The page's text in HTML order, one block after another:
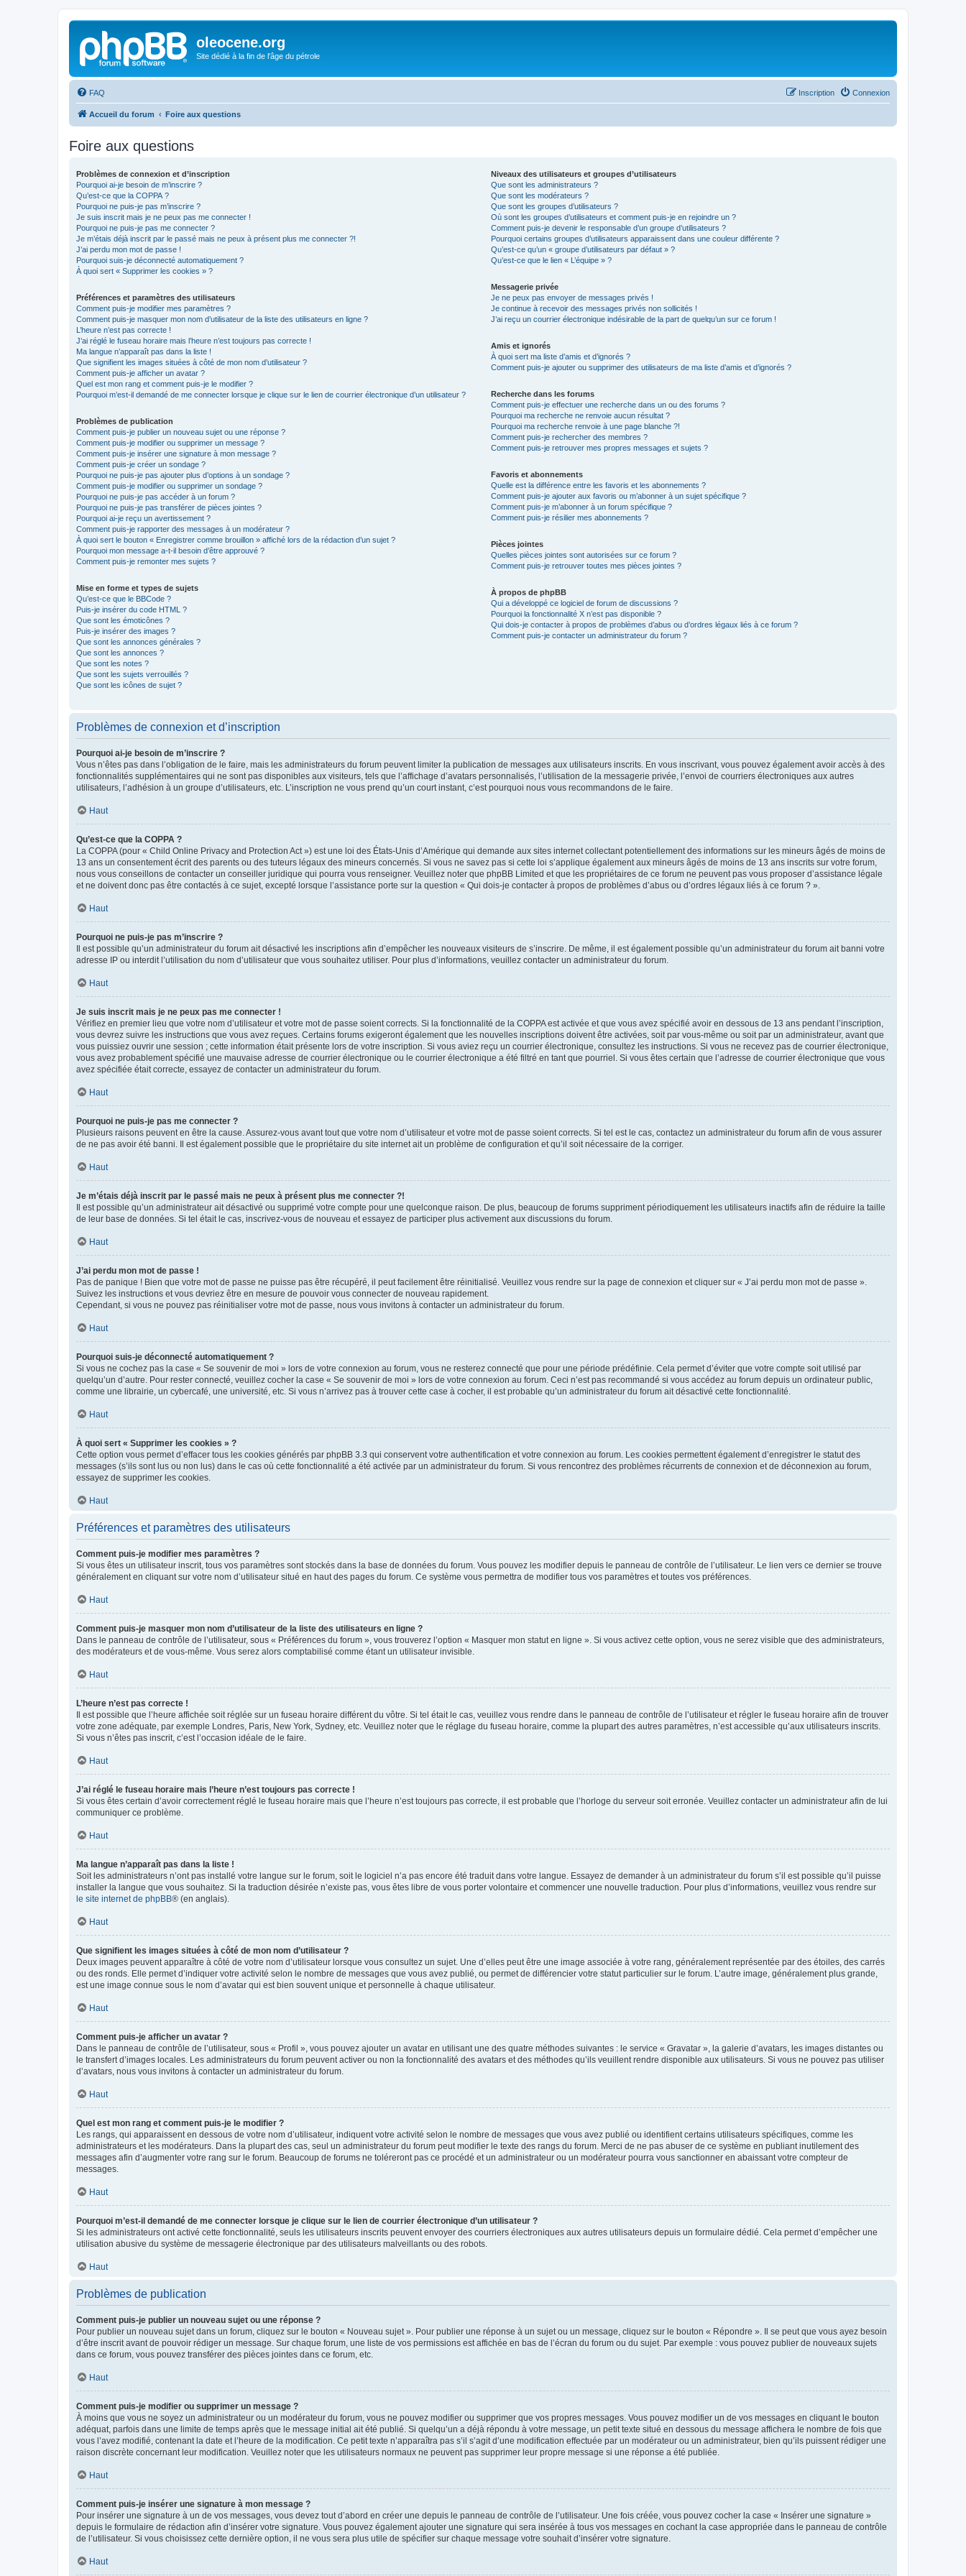
oleocene.org
Site dédié à la fin de l'âge du pétrole
FAQ Connexion
Inscription
Accueil du forum Foire aux questions
Foire aux questions
Problèmes de connexion et d’inscription
Pourquoi ai-je besoin de m’inscrire ?
Qu’est-ce que la COPPA ?
Pourquoi ne puis-je pas m’inscrire ?
Je suis inscrit mais je ne peux pas me connecter !
Pourquoi ne puis-je pas me connecter ?
Je m’étais déjà inscrit par le passé mais ne peux à présent plus me connecter ?!
J’ai perdu mon mot de passe !
Pourquoi suis-je déconnecté automatiquement ?
À quoi sert « Supprimer les cookies » ?
Préférences et paramètres des utilisateurs
Comment puis-je modifier mes paramètres ?
Comment puis-je masquer mon nom d’utilisateur de la liste des utilisateurs en ligne ?
L’heure n’est pas correcte !
J’ai réglé le fuseau horaire mais l’heure n’est toujours pas correcte !
Ma langue n’apparaît pas dans la liste !
Que signifient les images situées à côté de mon nom d’utilisateur ?
Comment puis-je afficher un avatar ?
Quel est mon rang et comment puis-je le modifier ?
Pourquoi m’est-il demandé de me connecter lorsque je clique sur le lien de courrier électronique d’un utilisateur ?
Problèmes de publication
Comment puis-je publier un nouveau sujet ou une réponse ?
Comment puis-je modifier ou supprimer un message ?
Comment puis-je insérer une signature à mon message ?
Comment puis-je créer un sondage ?
Pourquoi ne puis-je pas ajouter plus d’options à un sondage ?
Comment puis-je modifier ou supprimer un sondage ?
Pourquoi ne puis-je pas accéder à un forum ?
Pourquoi ne puis-je pas transférer de pièces jointes ?
Pourquoi ai-je reçu un avertissement ?
Comment puis-je rapporter des messages à un modérateur ?
À quoi sert le bouton « Enregistrer comme brouillon » affiché lors de la rédaction d’un sujet ?
Pourquoi mon message a-t-il besoin d’être approuvé ?
Comment puis-je remonter mes sujets ?
Mise en forme et types de sujets
Qu’est-ce que le BBCode ?
Puis-je insérer du code HTML ?
Que sont les émoticônes ?
Puis-je insérer des images ?
Que sont les annonces générales ?
Que sont les annonces ?
Que sont les notes ?
Que sont les sujets verrouillés ?
Que sont les icônes de sujet ?
Niveaux des utilisateurs et groupes d’utilisateurs
Que sont les administrateurs ?
Que sont les modérateurs ?
Que sont les groupes d’utilisateurs ?
Où sont les groupes d’utilisateurs et comment puis-je en rejoindre un ?
Comment puis-je devenir le responsable d’un groupe d’utilisateurs ?
Pourquoi certains groupes d’utilisateurs apparaissent dans une couleur différente ?
Qu’est-ce qu’un « groupe d’utilisateurs par défaut » ?
Qu’est-ce que le lien « L’équipe » ?
Messagerie privée
Je ne peux pas envoyer de messages privés !
Je continue à recevoir des messages privés non sollicités !
J’ai reçu un courrier électronique indésirable de la part de quelqu’un sur ce forum !
Amis et ignorés
À quoi sert ma liste d’amis et d’ignorés ?
Comment puis-je ajouter ou supprimer des utilisateurs de ma liste d’amis et d’ignorés ?
Recherche dans les forums
Comment puis-je effectuer une recherche dans un ou des forums ?
Pourquoi ma recherche ne renvoie aucun résultat ?
Pourquoi ma recherche renvoie à une page blanche ?!
Comment puis-je rechercher des membres ?
Comment puis-je retrouver mes propres messages et sujets ?
Favoris et abonnements
Quelle est la différence entre les favoris et les abonnements ?
Comment puis-je ajouter aux favoris ou m’abonner à un sujet spécifique ?
Comment puis-je m’abonner à un forum spécifique ?
Comment puis-je résilier mes abonnements ?
Pièces jointes
Quelles pièces jointes sont autorisées sur ce forum ?
Comment puis-je retrouver toutes mes pièces jointes ?
À propos de phpBB
Qui a développé ce logiciel de forum de discussions ?
Pourquoi la fonctionnalité X n’est pas disponible ?
Qui dois-je contacter à propos de problèmes d’abus ou d’ordres légaux liés à ce forum ?
Comment puis-je contacter un administrateur du forum ?
Problèmes de connexion et d’inscription
Pourquoi ai-je besoin de m’inscrire ?
Vous n’êtes pas dans l’obligation de le faire, mais les administrateurs du forum peuvent limiter la publication de messages aux utilisateurs inscrits. En vous inscrivant, vous pouvez également avoir accès à des
fonctionnalités supplémentaires qui ne sont pas disponibles aux visiteurs, tels que l’affichage d’avatars personnalisés, l’utilisation de la messagerie privée, l’envoi de courriers électroniques aux autres
utilisateurs, l’adhésion à un groupe d’utilisateurs, etc. L’inscription ne vous prend qu’un court instant, c’est pourquoi nous vous recommandons de le faire.
Haut
Qu’est-ce que la COPPA ?
La COPPA (pour « Child Online Privacy and Protection Act ») est une loi des États-Unis d’Amérique qui demande aux sites internet collectant potentiellement des informations sur les mineurs âgés de moins de
13 ans un consentement écrit des parents ou des tuteurs légaux des mineurs concernés. Si vous ne savez pas si cette loi s’applique également aux mineurs âgés de moins de 13 ans inscrits sur votre forum,
nous vous conseillons de contacter un conseiller juridique qui pourra vous renseigner. Veuillez noter que phpBB Limited et que les propriétaires de ce forum ne peuvent pas vous proposer d’assistance légale
et ne doivent donc pas être contactés à ce sujet, excepté lorsque l’assistance porte sur la question « Qui dois-je contacter à propos de problèmes d’abus ou d’ordres légaux liés à ce forum ? ».
Haut
Pourquoi ne puis-je pas m’inscrire ?
Il est possible qu’un administrateur du forum ait désactivé les inscriptions afin d’empêcher les nouveaux visiteurs de s’inscrire. De même, il est également possible qu’un administrateur du forum ait banni votre
adresse IP ou interdit l’utilisation du nom d’utilisateur que vous souhaitez utiliser. Pour plus d’informations, veuillez contacter un administrateur du forum.
Haut
Je suis inscrit mais je ne peux pas me connecter !
Vérifiez en premier lieu que votre nom d’utilisateur et votre mot de passe soient corrects. Si la fonctionnalité de la COPPA est activée et que vous avez spécifié avoir en dessous de 13 ans pendant l’inscription,
vous devrez suivre les instructions que vous avez reçues. Certains forums exigeront également que les nouvelles inscriptions doivent être activées, soit par vous-même ou soit par un administrateur, avant que
vous puissiez ouvrir une session ; cette information était présente lors de votre inscription. Si vous aviez reçu un courrier électronique, consultez les instructions. Si vous ne recevez pas de courrier électronique,
vous avez probablement spécifié une mauvaise adresse de courrier électronique ou le courrier électronique a été filtré en tant que pourriel. Si vous êtes certain que l’adresse de courrier électronique que vous
avez spécifiée était correcte, essayez de contacter un administrateur du forum.
Haut
Pourquoi ne puis-je pas me connecter ?
Plusieurs raisons peuvent en être la cause. Assurez-vous avant tout que votre nom d’utilisateur et votre mot de passe soient corrects. Si tel est le cas, contactez un administrateur du forum afin de vous assurer
de ne pas avoir été banni. Il est également possible que le propriétaire du site internet ait un problème de configuration et qu’il soit nécessaire de la corriger.
Haut
Je m’étais déjà inscrit par le passé mais ne peux à présent plus me connecter ?!
Il est possible qu’un administrateur ait désactivé ou supprimé votre compte pour une quelconque raison. De plus, beaucoup de forums suppriment périodiquement les utilisateurs inactifs afin de réduire la taille
de leur base de données. Si tel était le cas, inscrivez-vous de nouveau et essayez de participer plus activement aux discussions du forum.
Haut
J’ai perdu mon mot de passe !
Pas de panique ! Bien que votre mot de passe ne puisse pas être récupéré, il peut facilement être réinitialisé. Veuillez vous rendre sur la page de connexion et cliquer sur « J’ai perdu mon mot de passe ».
Suivez les instructions et vous devriez être en mesure de pouvoir vous connecter de nouveau rapidement.
Cependant, si vous ne pouvez pas réinitialiser votre mot de passe, nous vous invitons à contacter un administrateur du forum.
Haut
Pourquoi suis-je déconnecté automatiquement ?
Si vous ne cochez pas la case « Se souvenir de moi » lors de votre connexion au forum, vous ne resterez connecté que pour une période prédéfinie. Cela permet d’éviter que votre compte soit utilisé par
quelqu’un d’autre. Pour rester connecté, veuillez cocher la case « Se souvenir de moi » lors de votre connexion au forum. Ceci n’est pas recommandé si vous accédez au forum depuis un ordinateur public,
comme une librairie, un cybercafé, une université, etc. Si vous n’arrivez pas à trouver cette case à cocher, il est probable qu’un administrateur du forum ait désactivé cette fonctionnalité.
Haut
À quoi sert « Supprimer les cookies » ?
Cette option vous permet d’effacer tous les cookies générés par phpBB 3.3 qui conservent votre authentification et votre connexion au forum. Les cookies permettent également d’enregistrer le statut des
messages (s’ils sont lus ou non lus) dans le cas où cette fonctionnalité a été activée par un administrateur du forum. Si vous rencontrez des problèmes récurrents de connexion et de déconnexion au forum,
essayez de supprimer les cookies.
Haut
Préférences et paramètres des utilisateurs
Comment puis-je modifier mes paramètres ?
Si vous êtes un utilisateur inscrit, tous vos paramètres sont stockés dans la base de données du forum. Vous pouvez les modifier depuis le panneau de contrôle de l’utilisateur. Le lien vers ce dernier se trouve
généralement en cliquant sur votre nom d’utilisateur situé en haut des pages du forum. Ce système vous permettra de modifier tous vos paramètres et toutes vos préférences.
Haut
Comment puis-je masquer mon nom d’utilisateur de la liste des utilisateurs en ligne ?
Dans le panneau de contrôle de l’utilisateur, sous « Préférences du forum », vous trouverez l’option « Masquer mon statut en ligne ». Si vous activez cette option, vous ne serez visible que des administrateurs,
des modérateurs et de vous-même. Vous serez alors comptabilisé comme étant un utilisateur invisible.
Haut
L’heure n’est pas correcte !
Il est possible que l’heure affichée soit réglée sur un fuseau horaire différent du vôtre. Si tel était le cas, veuillez vous rendre dans le panneau de contrôle de l’utilisateur et régler le fuseau horaire afin de trouver
votre zone adéquate, par exemple Londres, Paris, New York, Sydney, etc. Veuillez noter que le réglage du fuseau horaire, comme la plupart des autres paramètres, n’est accessible qu’aux utilisateurs inscrits.
Si vous n’êtes pas inscrit, c’est l’occasion idéale de le faire.
Haut
J’ai réglé le fuseau horaire mais l’heure n’est toujours pas correcte !
Si vous êtes certain d’avoir correctement réglé le fuseau horaire mais que l’heure n’est toujours pas correcte, il est probable que l’horloge du serveur soit erronée. Veuillez contacter un administrateur afin de lui
communiquer ce problème.
Haut
Ma langue n’apparaît pas dans la liste !
Soit les administrateurs n’ont pas installé votre langue sur le forum, soit le logiciel n’a pas encore été traduit dans votre langue. Essayez de demander à un administrateur du forum s’il est possible qu’il puisse
installer la langue que vous souhaitez. Si la traduction désirée n’existe pas, vous êtes libre de vous porter volontaire et commencer une nouvelle traduction. Pour plus d’informations, veuillez vous rendre sur
le site internet de phpBB® (en anglais).
Haut
Que signifient les images situées à côté de mon nom d’utilisateur ?
Deux images peuvent apparaître à côté de votre nom d’utilisateur lorsque vous consultez un sujet. Une d’elles peut être une image associée à votre rang, généralement représentée par des étoiles, des carrés
ou des ronds. Elle permet d’indiquer votre activité selon le nombre de messages que vous avez publié, ou permet de différencier votre statut particulier sur le forum. L’autre image, généralement plus grande,
est une image connue sous le nom d’avatar qui est bien souvent unique et personnelle à chaque utilisateur.
Haut
Comment puis-je afficher un avatar ?
Dans le panneau de contrôle de l’utilisateur, sous « Profil », vous pouvez ajouter un avatar en utilisant une des quatre méthodes suivantes : le service « Gravatar », la galerie d’avatars, les images distantes ou
le transfert d’images locales. Les administrateurs du forum peuvent activer ou non la fonctionnalité des avatars et des méthodes qu’ils veuillent rendre disponible aux utilisateurs. Si vous ne pouvez pas utiliser
d’avatars, nous vous invitons à contacter un administrateur du forum.
Haut
Quel est mon rang et comment puis-je le modifier ?
Les rangs, qui apparaissent en dessous de votre nom d’utilisateur, indiquent votre activité selon le nombre de messages que vous avez publié ou identifient certains utilisateurs spécifiques, comme les
administrateurs et les modérateurs. Dans la plupart des cas, seul un administrateur du forum peut modifier le texte des rangs du forum. Merci de ne pas abuser de ce système en publiant inutilement des
messages afin d’augmenter votre rang sur le forum. Beaucoup de forums ne toléreront pas ce procédé et un administrateur ou un modérateur pourra vous sanctionner en abaissant votre compteur de
messages.
Haut
Pourquoi m’est-il demandé de me connecter lorsque je clique sur le lien de courrier électronique d’un utilisateur ?
Si les administrateurs ont activé cette fonctionnalité, seuls les utilisateurs inscrits peuvent envoyer des courriers électroniques aux autres utilisateurs depuis un formulaire dédié. Cela permet d’empêcher une
utilisation abusive du système de messagerie électronique par des utilisateurs malveillants ou des robots.
Haut
Problèmes de publication
Comment puis-je publier un nouveau sujet ou une réponse ?
Pour publier un nouveau sujet dans un forum, cliquez sur le bouton « Nouveau sujet ». Pour publier une réponse à un sujet ou un message, cliquez sur le bouton « Répondre ». Il se peut que vous ayez besoin
d’être inscrit avant de pouvoir rédiger un message. Sur chaque forum, une liste de vos permissions est affichée en bas de l’écran du forum ou du sujet. Par exemple : vous pouvez publier de nouveaux sujets
dans ce forum, vous pouvez transférer des pièces jointes dans ce forum, etc.
Haut
Comment puis-je modifier ou supprimer un message ?
À moins que vous ne soyez un administrateur ou un modérateur du forum, vous ne pouvez modifier ou supprimer que vos propres messages. Vous pouvez modifier un de vos messages en cliquant le bouton
adéquat, parfois dans une limite de temps après que le message initial ait été publié. Si quelqu’un a déjà répondu à votre message, un petit texte situé en dessous du message affichera le nombre de fois que
vous l’avez modifié, contenant la date et l’heure de la modification. Ce petit texte n’apparaîtra pas s’il s’agit d’une modification effectuée par un modérateur ou un administrateur, bien qu’ils puissent rédiger une
raison discrète concernant leur modification. Veuillez noter que les utilisateurs normaux ne peuvent pas supprimer leur propre message si une réponse a été publiée.
Haut
Comment puis-je insérer une signature à mon message ?
Pour insérer une signature à un de vos messages, vous devez tout d’abord en créer une depuis le panneau de contrôle de l’utilisateur. Une fois créée, vous pouvez cocher la case « Insérer une signature »
depuis le formulaire de rédaction afin d’insérer votre signature. Vous pouvez également ajouter une signature qui sera insérée à tous vos messages en cochant la case appropriée dans le panneau de contrôle
de l’utilisateur. Si vous choisissez cette dernière option, il ne vous sera plus utile de spécifier sur chaque message votre souhait d’insérer votre signature.
Haut